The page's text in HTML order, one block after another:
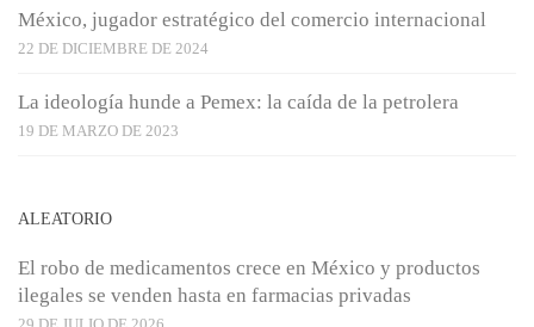
México, jugador estratégico del comercio internacional
22 DE DICIEMBRE DE 2024
La ideología hunde a Pemex: la caída de la petrolera
19 DE MARZO DE 2023
ALEATORIO
El robo de medicamentos crece en México y productos
ilegales se venden hasta en farmacias privadas